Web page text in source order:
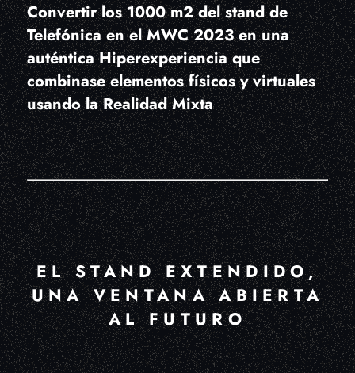
Convertir los 1000 m2 del stand de
Telefónica en el MWC 2023 en una
auténtica Hiperexperiencia que
combinase elementos físicos y virtuales
usando la Realidad Mixta
EL STAND EXTENDIDO,
UNA VENTANA ABIERTA
AL FUTURO